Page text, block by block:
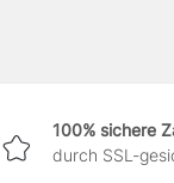
100% sichere
durch SSL-